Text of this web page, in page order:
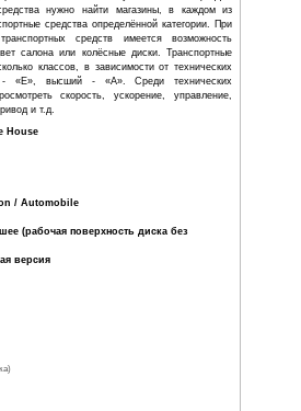
или же привлечь
Также можно
любым из встречных гонщиков, которые
большое количество автомобилей
производителей, таких как
Audi, Dodge, Chevrolet, Kawasaki и
средства можно арендовать или купить.
на острове места аренды, где можно
напрокат автомобиль или мотоцикл
выбрано времени, тем больше нужно
средства нужно найти
транспортные средства
транспортных средств
кузова, цвет салона или колёсные
на несколько классов, в
можно просмотреть скорость,
привод и т.д.
Melbourne House